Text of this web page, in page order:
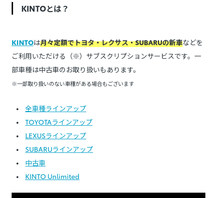
KINTOとは？
KINTOは月々定額でトヨタ・レクサス・SUBARUの新車などを
ご利用いただける（※）サブスクリプションサービスです。一
部車種は中古車のお取り扱いもあります。
※一部取り扱いのない車種がある場合もございます
全車種ラインアップ
TOYOTAラインアップ
LEXUSラインアップ
SUBARUラインアップ
中古車
KINTO Unlimited